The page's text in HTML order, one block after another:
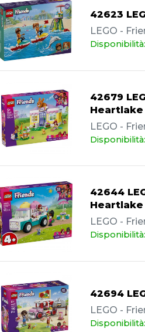
42623
LEGO -
42679
Heartlake
LEGO -
42644
Heartlake
LEGO -
42694
LEGO -